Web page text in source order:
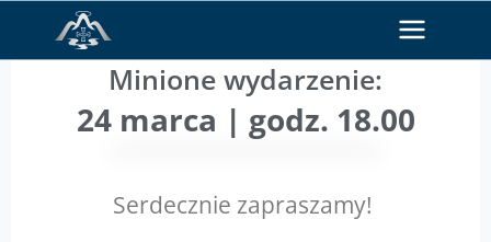
Minione wydarzenie:
24 marca | godz. 18.00
Serdecznie zapraszamy!